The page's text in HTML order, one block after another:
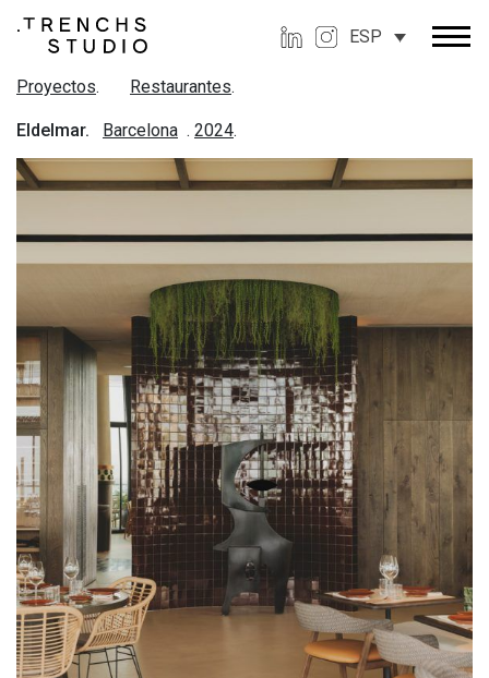
ESP
Proyectos. Restaurantes.
Eldelmar. Barcelona . 2024.